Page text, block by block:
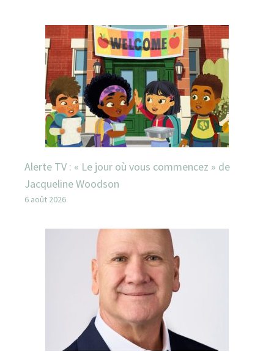
Alerte TV : « Le jour où vous commencez » de
Jacqueline Woodson
6 août 2026